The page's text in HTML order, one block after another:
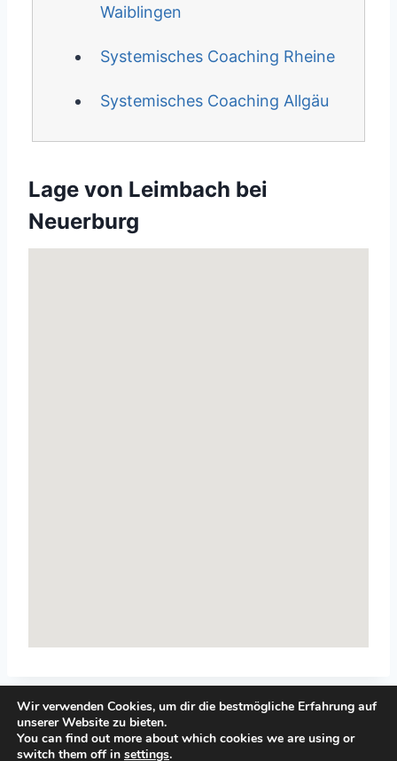
Waiblingen
Systemisches Coaching Rheine
Systemisches Coaching Allgäu
Lage von Leimbach bei
Neuerburg
Wir verwenden Cookies, um dir die bestmögliche Erfahrung auf
unserer Website zu bieten.
You can find out more about which cookies we are using or
switch them off in settings.